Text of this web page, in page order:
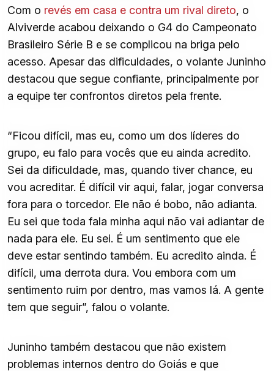
Com o revés em casa e contra um rival direto, o
Alviverde acabou deixando o G4 do Campeonato
Brasileiro Série B e se complicou na briga pelo
acesso. Apesar das dificuldades, o volante Juninho
destacou que segue confiante, principalmente por
a equipe ter confrontos diretos pela frente.
“Ficou difícil, mas eu, como um dos líderes do
grupo, eu falo para vocês que eu ainda acredito.
Sei da dificuldade, mas, quando tiver chance, eu
vou acreditar. É difícil vir aqui, falar, jogar conversa
fora para o torcedor. Ele não é bobo, não adianta.
Eu sei que toda fala minha aqui não vai adiantar de
nada para ele. Eu sei. É um sentimento que ele
deve estar sentindo também. Eu acredito ainda. É
difícil, uma derrota dura. Vou embora com um
sentimento ruim por dentro, mas vamos lá. A gente
tem que seguir”, falou o volante.
Juninho também destacou que não existem
problemas internos dentro do Goiás e que